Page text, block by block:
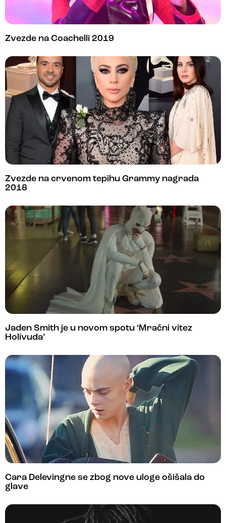
Zvezde na Coachelli 2019
Zvezde na crvenom tepihu Grammy nagrada
2018
Jaden Smith je u novom spotu ‘Mračni vitez
Holivuda’
Cara Delevingne se zbog nove uloge ošišala do
glave